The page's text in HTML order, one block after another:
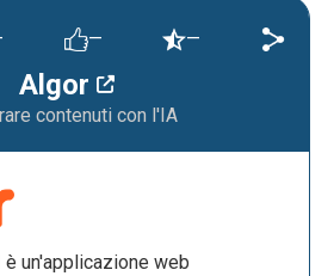
Algor
contenuti con l'IA
— —
un'applicazione web